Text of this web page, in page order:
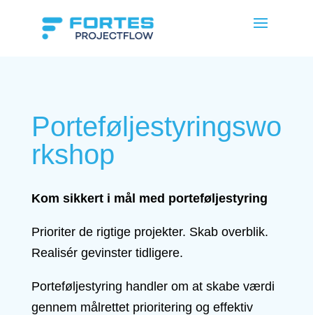
Porteføljestyringswo
rkshop
Kom sikkert i mål med porteføljestyring
Prioriter de rigtige projekter. Skab overblik.
Realisér gevinster tidligere.
Porteføljestyring handler om at skabe værdi
gennem målrettet prioritering og effektiv